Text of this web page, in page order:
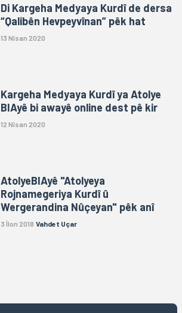
Di Kargeha Medyaya Kurdî de dersa
“Qalibên Hevpeyvînan” pêk hat
13 Nîsan 2020
Kargeha Medyaya Kurdî ya Atolye
BIAyê bi awayê online dest pê kir
12 Nîsan 2020
AtolyeBIAyê "Atolyeya
Rojnamegeriya Kurdî û
Wergerandina Nûçeyan" pêk anî
3 Îlon 2018 Vahdet Uçar